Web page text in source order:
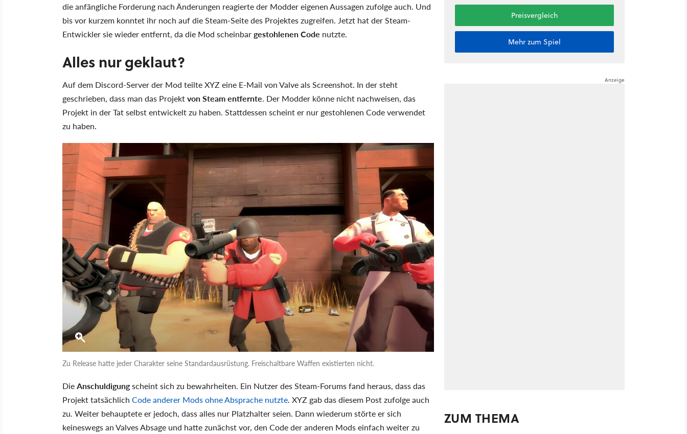
die anfängliche Forderung nach Änderungen reagierte der Modder eigenen Aussagen zufolge auch. Und
bis vor kurzem konntet ihr noch auf die Steam-Seite des Projektes zugreifen. Jetzt hat der Steam-
Entwickler sie wieder entfernt, da die Mod scheinbargestohlenen Code nutzte.
Alles nur geklaut?
Auf dem Discord-Server der Mod teilte XYZ eine E-Mail von Valve als Screenshot. In der steht
geschrieben, dass man das Projektvon Steam entfernte. Der Modder könne nicht nachweisen, das
Projekt in der Tat selbst entwickelt zu haben. Stattdessen scheint er nur gestohlenen Code verwendet
zu haben.
Zu Release hatte jeder Charakter seine Standardausrüstung. Freischaltbare Waffen existierten nicht.
DieAnschuldigungscheint sich zu bewahrheiten. Ein Nutzer des Steam-Forums fand heraus, dass das
Projekt tatsächlich Code anderer Mods ohne Absprache nutzte. XYZ gab das diesem Post zufolge auch
zu. Weiter behauptete er jedoch, dass alles nur Platzhalter seien. Dann wiederum störte er sich
keineswegs an Valves Absage und hatte zunächst vor, den Code der anderen Mods einfach weiter zu
Preisvergleich
Mehr zum Spiel
ZUM THEMA